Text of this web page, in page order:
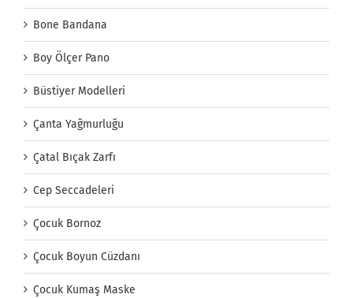
Bone Bandana
Boy Ölçer Pano
Büstiyer Modelleri
Çanta Yağmurluğu
Çatal Bıçak Zarfı
Cep Seccadeleri
Çocuk Bornoz
Çocuk Boyun Cüzdanı
Çocuk Kumaş Maske